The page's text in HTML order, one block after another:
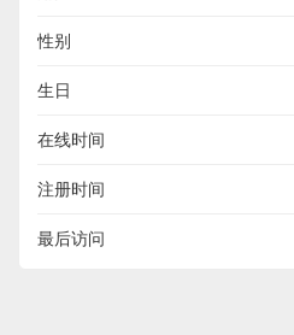
性别
生日
在线时间
注册时间
最后访问